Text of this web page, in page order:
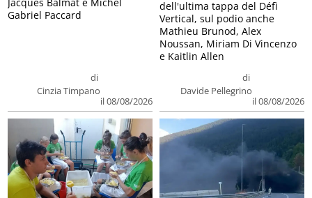
di
Cinzia Timpano
il 08/08/2026
Gabriel Paccard
di
Davide Pellegrino
il 08/08/2026
dell'ultima tappa del Défì
Vertical, sul podio anche
Mathieu Brunod, Alex
Noussan, Miriam Di Vincenzo
e Kaitlin Allen